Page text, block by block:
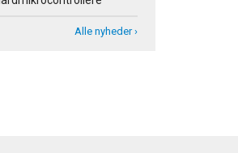
Alle nyheder ›